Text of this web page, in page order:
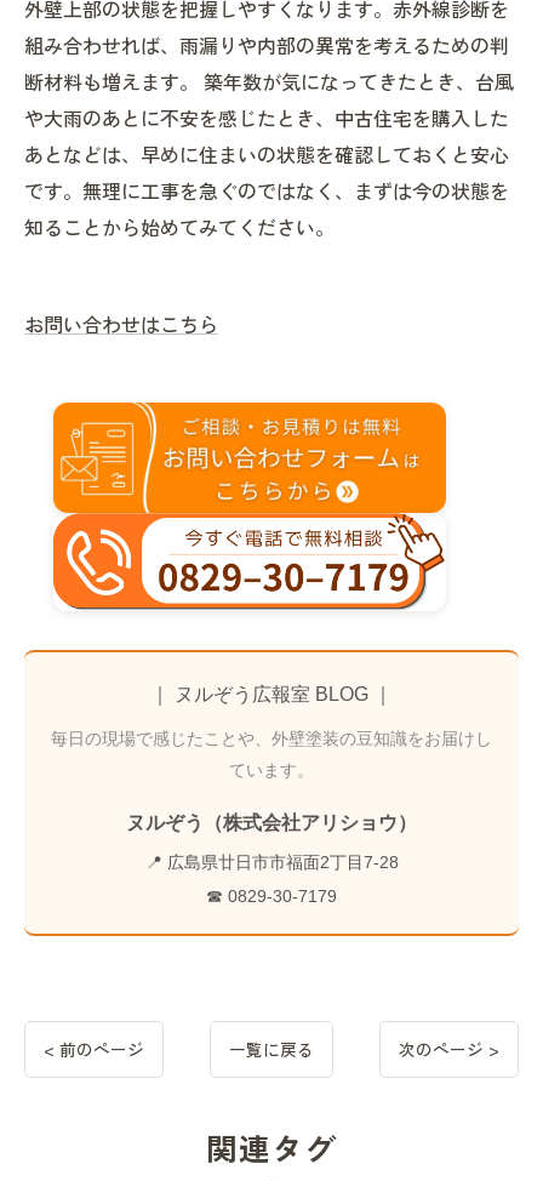
外壁上部の状態を把握しやすくなります。赤外線診断を
組み合わせれば、雨漏りや内部の異常を考えるための判
断材料も増えます。 築年数が気になってきたとき、台風
や大雨のあとに不安を感じたとき、中古住宅を購入した
あとなどは、早めに住まいの状態を確認しておくと安心
です。無理に工事を急ぐのではなく、まずは今の状態を
知ることから始めてみてください。
お問い合わせはこちら
｜ ヌルぞう広報室 BLOG ｜
毎日の現場で感じたことや、外壁塗装の豆知識をお届けし
ています。
ヌルぞう（株式会社アリショウ）
📍 広島県廿日市市福面2丁目7-28
☎ 0829-30-7179
< 前のページ 一覧に戻る 次のページ >
関連タグ